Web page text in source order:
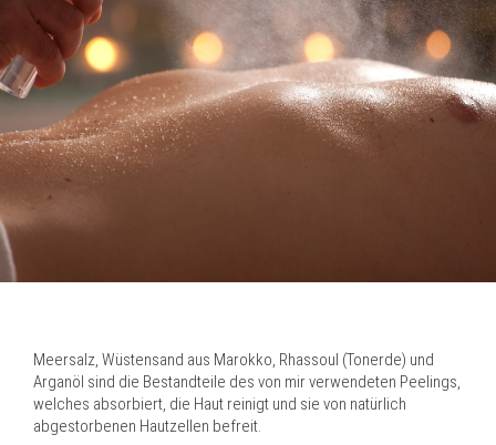
Meersalz, Wüstensand aus Marokko, Rhassoul (Tonerde) und
Arganöl sind die Bestandteile des von mir verwendeten Peelings,
welches absorbiert, die Haut reinigt und sie von natürlich
abgestorbenen Hautzellen befreit.